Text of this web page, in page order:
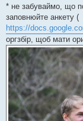
* не забуваймо, що
заповнюйте анкету (
https://
оргзбір, щоб мати